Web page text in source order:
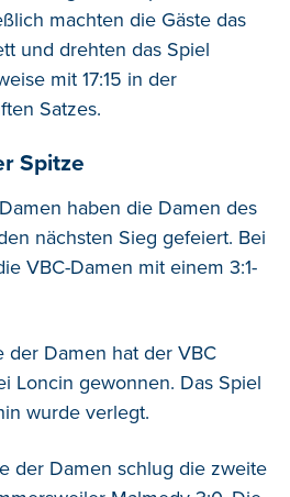
machten die Gäste das
und drehten das Spiel
mit 17:15 in der
Satzes.
Spitze
haben die Damen des
nächsten Sieg gefeiert. Bei
VBC-Damen mit einem 3:1-
der Damen hat der VBC
Loncin gewonnen. Das Spiel
wurde verlegt.
der Damen schlug die zweite